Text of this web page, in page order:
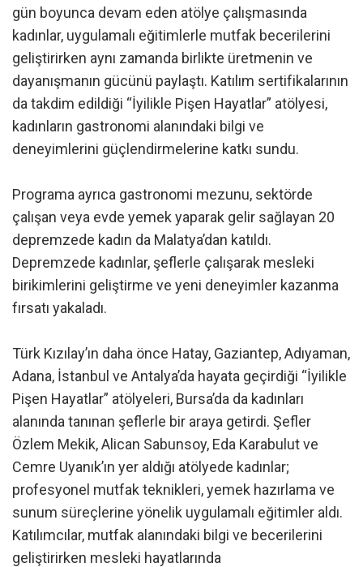
gün boyunca devam eden atölye çalışmasında
kadınlar, uygulamalı eğitimlerle mutfak becerilerini
geliştirirken aynı zamanda birlikte üretmenin ve
dayanışmanın gücünü paylaştı. Katılım sertifikalarının
da takdim edildiği “İyilikle Pişen Hayatlar” atölyesi,
kadınların gastronomi alanındaki bilgi ve
deneyimlerini güçlendirmelerine katkı sundu.
Programa ayrıca gastronomi mezunu, sektörde
çalışan veya evde yemek yaparak gelir sağlayan 20
depremzede kadın da Malatya’dan katıldı.
Depremzede kadınlar, şeflerle çalışarak mesleki
birikimlerini geliştirme ve yeni deneyimler kazanma
fırsatı yakaladı.
Türk Kızılay’ın daha önce Hatay, Gaziantep, Adıyaman,
Adana, İstanbul ve Antalya’da hayata geçirdiği “İyilikle
Pişen Hayatlar” atölyeleri, Bursa’da da kadınları
alanında tanınan şeflerle bir araya getirdi. Şefler
Özlem Mekik, Alican Sabunsoy, Eda Karabulut ve
Cemre Uyanık’ın yer aldığı atölyede kadınlar;
profesyonel mutfak teknikleri, yemek hazırlama ve
sunum süreçlerine yönelik uygulamalı eğitimler aldı.
Katılımcılar, mutfak alanındaki bilgi ve becerilerini
geliştirirken mesleki hayatlarında